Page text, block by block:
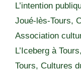
L’intention
Joué-lès-Tours,
Association
L’Iceberg à
Tours, Cultures